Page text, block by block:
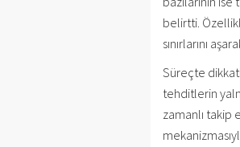
belirtti.
sınırlarını
Süreçte
tehditlerin
zamanlı takip